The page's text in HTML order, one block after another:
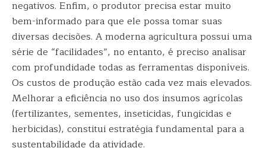
negativos. Enfim, o produtor precisa estar muito
bem-informado para que ele possa tomar suas
diversas decisões. A moderna agricultura possui uma
série de “facilidades”, no entanto, é preciso analisar
com profundidade todas as ferramentas disponíveis.
Os custos de produção estão cada vez mais elevados.
Melhorar a eficiência no uso dos insumos agrícolas
(fertilizantes, sementes, inseticidas, fungicidas e
herbicidas), constitui estratégia fundamental para a
sustentabilidade da atividade.